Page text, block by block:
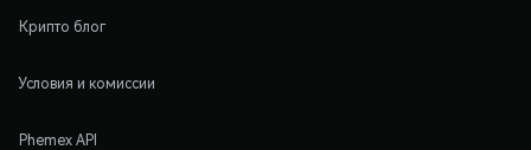
Крипто блог
Условия и комиссии
Phemex API